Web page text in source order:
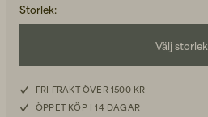
Storlek:
Välj storlek
FRI FRAKT ÖVER 1500 KR
ÖPPET KÖP I 14 DAGAR